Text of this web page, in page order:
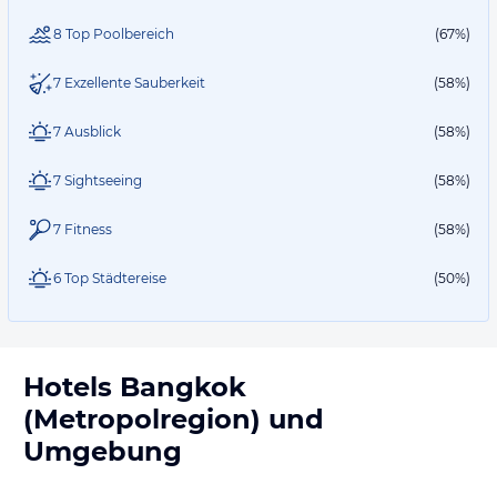
8 Top Poolbereich (67%)
7 Exzellente Sauberkeit (58%)
7 Ausblick (58%)
7 Sightseeing (58%)
7 Fitness (58%)
6 Top Städtereise (50%)
Hotels Bangkok
(Metropolregion) und
Umgebung